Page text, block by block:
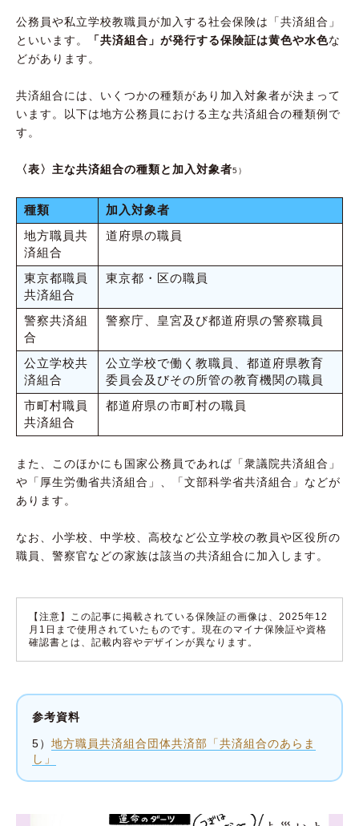
公務員や私立学校教職員が加入する社会保険は「共済組合」
といいます。
「共済組合」が発行する保険証は黄色や水色な
どがあります。
共済組合には、いくつかの種類があり加入対象者が決まって
います。以下は地方公務員における主な共済組合の種類例で
す。
〈表〉主な共済組合の種類と加入対象者5）
種類
加入対象者
地方職員共
済組合
道府県の職員
東京都職員
共済組合
東京都・区の職員
警察共済組
合
警察庁、皇宮及び都道府県の警察職員
公立学校共
済組合
公立学校で働く教職員、都道府県教育
委員会及びその所管の教育機関の職員
市町村職員
共済組合
都道府県の市町村の職員
また、このほかにも国家公務員であれば「衆議院共済組合」
や「厚生労働省共済組合」、「文部科学省共済組合」などが
あります。
なお、小学校、中学校、高校など公立学校の教員や区役所の
職員、警察官などの家族は該当の共済組合に加入します。
【注意】この記事に掲載されている保険証の画像は、2025年12
月1日まで使用されていたものです。現在のマイナ保険証や資格
確認書とは、記載内容やデザインが異なります。
参考資料
5） 地方職員共済組合団体共済部「共済組合のあらま
し」